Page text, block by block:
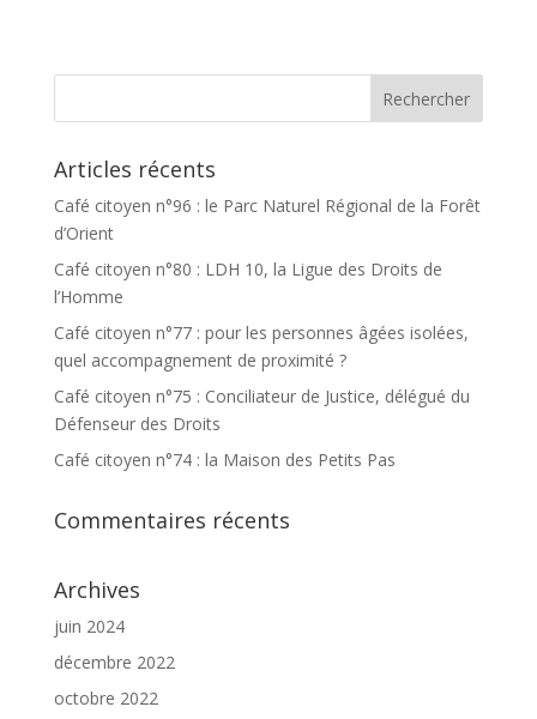
Articles récents
Café citoyen n°96 : le Parc Naturel Régional de la Forêt
d’Orient
Café citoyen n°80 : LDH 10, la Ligue des Droits de
l’Homme
Café citoyen n°77 : pour les personnes âgées isolées,
quel accompagnement de proximité ?
Café citoyen n°75 : Conciliateur de Justice, délégué du
Défenseur des Droits
Café citoyen n°74 : la Maison des Petits Pas
Commentaires récents
Archives
juin 2024
décembre 2022
octobre 2022